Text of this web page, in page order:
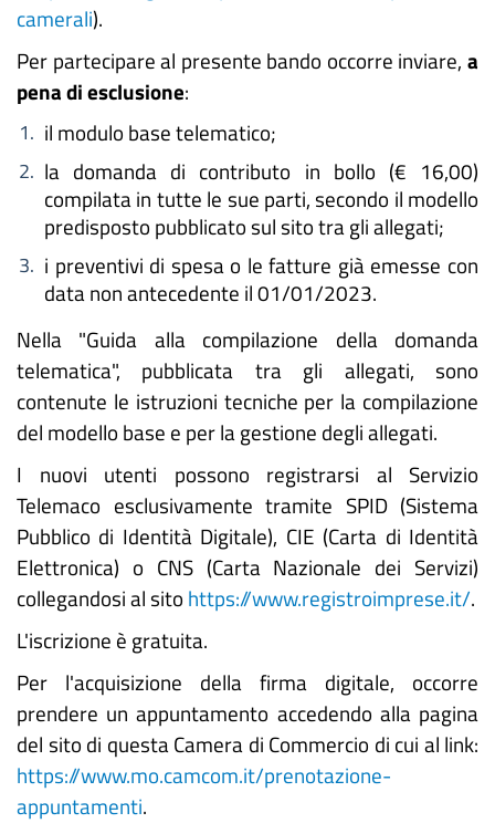
camerali).
Per partecipare al presente bando occorre inviare, a
pena di esclusione:
il modulo base telematico;
la domanda di contributo in bollo (€ 16,00)
compilata in tutte le sue parti, secondo il modello
predisposto pubblicato sul sito tra gli allegati;
i preventivi di spesa o le fatture già emesse con
data non antecedente il 01/01/2023.
Nella "Guida alla compilazione della domanda
telematica", pubblicata tra gli allegati, sono
contenute le istruzioni tecniche per la compilazione
del modello base e per la gestione degli allegati.
I nuovi utenti possono registrarsi al Servizio
Telemaco esclusivamente tramite SPID (Sistema
Pubblico di Identità Digitale), CIE (Carta di Identità
Elettronica) o CNS (Carta Nazionale dei Servizi)
collegandosi al sito https://www.registroimprese.it/.
L'iscrizione è gratuita.
Per l'acquisizione della firma digitale, occorre
prendere un appuntamento accedendo alla pagina
del sito di questa Camera di Commercio di cui al link:
https://www.mo.camcom.it/prenotazione-
appuntamenti.